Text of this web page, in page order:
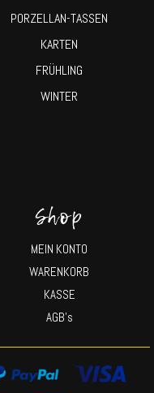
PORZELLAN-TASSEN
KARTEN
FRÜHLING
WINTER
Shop
MEIN KONTO
WARENKORB
KASSE
AGB’s